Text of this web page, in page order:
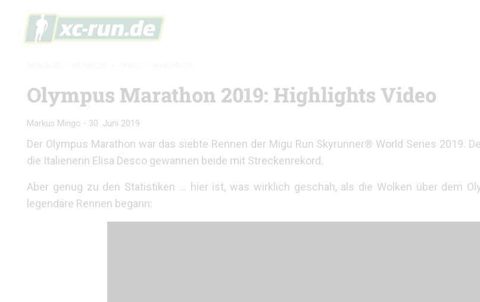
Olympus Marathon 2019: Highlights Video
Markus Mingo - 30. Juni 2019
Der Olympus Marathon war das siebte Rennen der Migu Run Skyrunner® World Series 2019.
die Italienerin Elisa Desco gewannen beide mit Streckenrekord.
Aber genug zu den Statistiken … hier ist, was wirklich geschah, als die Wolken über dem
legendäre Rennen begann: